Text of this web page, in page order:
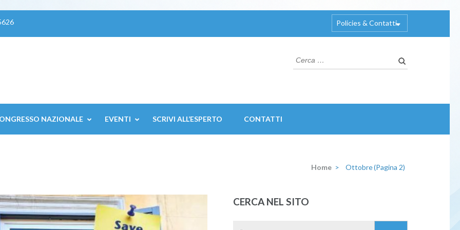
Policies & Contatti
Ricerca
per:
NAZIONALE EVENTI SCRIVI ALL’ESPERTO CONTATTI
Home > Ottobre(Pagina 2)
CERCA NEL SITO